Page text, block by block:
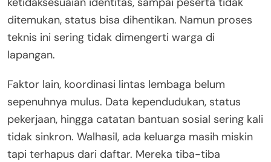
ditemukan, status bisa dihentikan. Namun proses
teknis ini sering tidak dimengerti warga di
lapangan.
Faktor lain, koordinasi lintas lembaga belum
sepenuhnya mulus. Data kependudukan, status
pekerjaan, hingga catatan bantuan sosial sering kali
tidak sinkron. Walhasil, ada keluarga masih miskin
tapi terhapus dari daftar. Mereka tiba-tiba